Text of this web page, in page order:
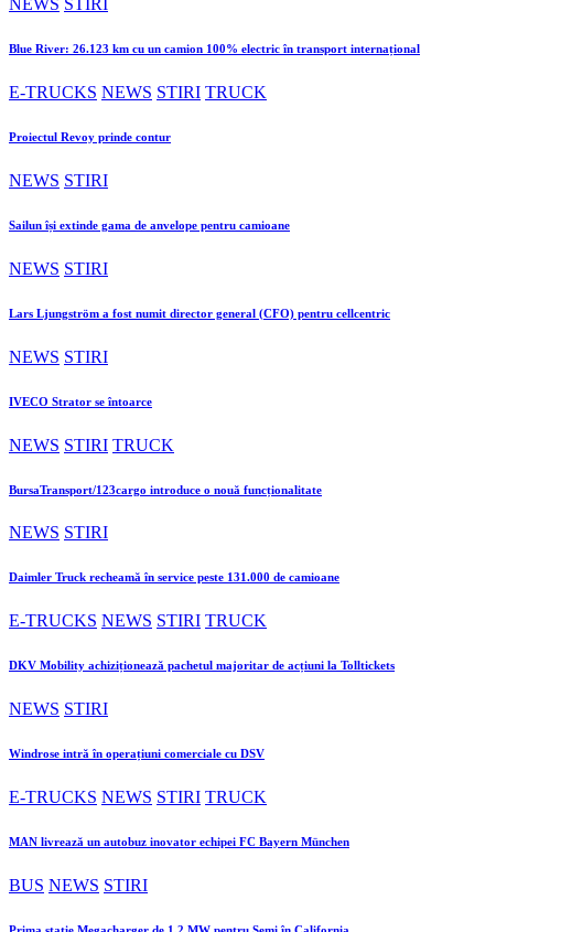
Blue River: 26.123 km cu un camion 100% electric în transport internațional
E-TRUCKS NEWS STIRI TRUCK
Proiectul Revoy prinde contur
NEWS STIRI
Sailun își extinde gama de anvelope pentru camioane
NEWS STIRI
Lars Ljungström a fost numit director general (CFO) pentru cellcentric
NEWS STIRI
IVECO Strator se întoarce
NEWS STIRI TRUCK
BursaTransport/123cargo introduce o nouă funcționalitate
NEWS STIRI
Daimler Truck recheamă în service peste 131.000 de camioane
E-TRUCKS NEWS STIRI TRUCK
DKV Mobility achiziționează pachetul majoritar de acțiuni la Tolltickets
NEWS STIRI
Windrose intră în operațiuni comerciale cu DSV
E-TRUCKS NEWS STIRI TRUCK
MAN livrează un autobuz inovator echipei FC Bayern München
BUS NEWS STIRI